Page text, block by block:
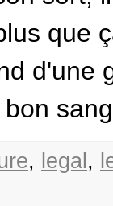
que
d'une
, legal ,